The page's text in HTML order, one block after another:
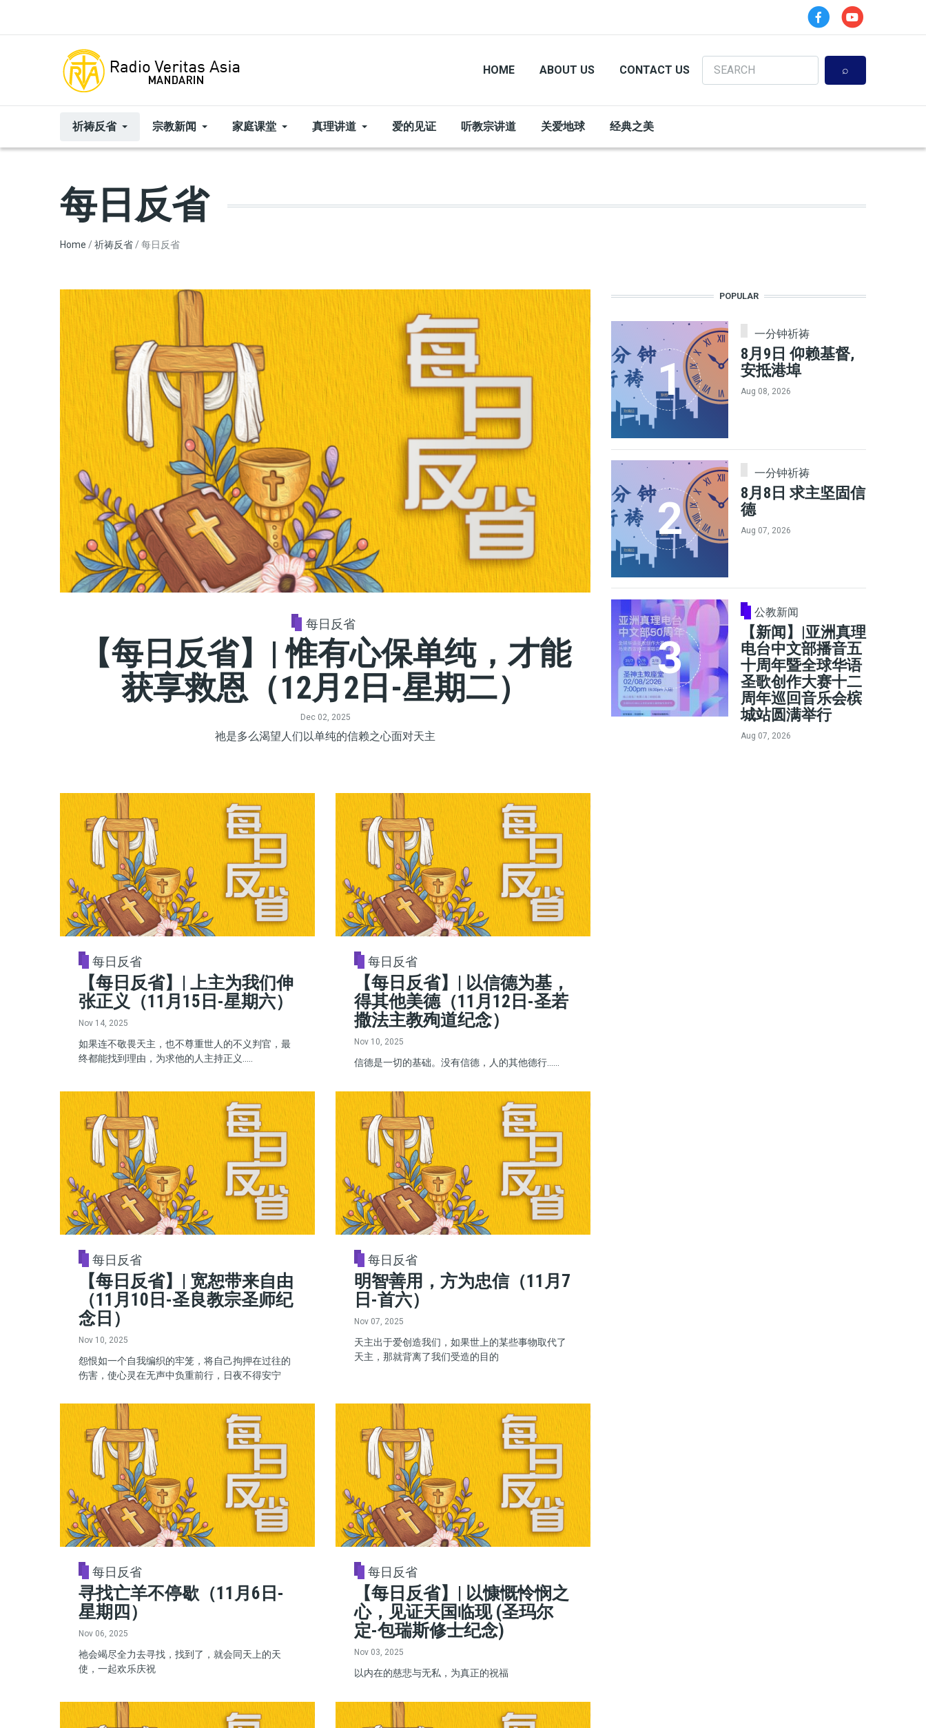
HOME ABOUT US CONTACT US
Search
祈祷反省 宗教新闻 家庭课堂 真理讲道 爱的见证 听教宗讲道 关爱地球 经典之美
每日反省
Breadcrumb
Home 祈祷反省 每日反省
每日反省
【每日反省】| 惟有心保单纯，才能
获享救恩（12月2日-星期二）
Dec 02, 2025
祂是多么渴望人们以单纯的信赖之心面对天主
每日反省
【每日反省】| 上主为我们伸
张正义（11月15日-星期六）
Nov 14, 2025
如果连不敬畏天主，也不尊重世人的不义判官，最
终都能找到理由，为求他的人主持正义.....
每日反省
【每日反省】| 以信德为基，
得其他美德（11月12日-圣若
撒法主教殉道纪念）
Nov 10, 2025
信德是一切的基础。没有信德，人的其他德行......
每日反省
【每日反省】| 宽恕带来自由
（11月10日-圣良教宗圣师纪
念日）
Nov 10, 2025
怨恨如一个自我编织的牢笼，将自己拘押在过往的
伤害，使心灵在无声中负重前行，日夜不得安宁
每日反省
明智善用，方为忠信（11月7
日-首六）
Nov 07, 2025
天主出于爱创造我们，如果世上的某些事物取代了
天主，那就背离了我们受造的目的
每日反省
寻找亡羊不停歇（11月6日-
星期四）
Nov 06, 2025
祂会竭尽全力去寻找，找到了，就会同天上的天
使，一起欢乐庆祝
每日反省
【每日反省】| 以慷慨怜悯之
心，见证天国临现 (圣玛尔
定-包瑞斯修士纪念)
Nov 03, 2025
以内在的慈悲与无私，为真正的祝福
POPULAR
一分钟祈祷
8月9日 仰赖基督,
安抵港埠
Aug 08, 2026
一分钟祈祷
8月8日 求主坚固信
德
Aug 07, 2026
公教新闻
【新闻】|亚洲真理
电台中文部播音五
十周年暨全球华语
圣歌创作大赛十二
周年巡回音乐会槟
城站圆满举行
Aug 07, 2026